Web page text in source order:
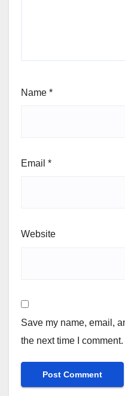
Name *
Email *
Website
Save my name, email,
the next time I comment.